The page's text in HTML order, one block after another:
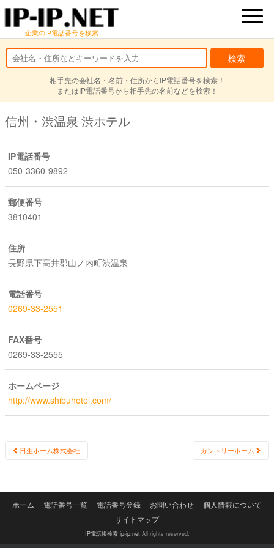
企業のIP電話番号を検索
相手先の会社名・名前・住所からIP電話番号を検索！
またはIP電話番号から相手先の名前などを検索！
信州・渋温泉 渋ホテル
IP電話番号
050-3360-9892
郵便番号
3810401
住所
長野県下高井郡山ノ内町渋温泉
電話番号
0269-33-2551
FAX番号
0269-33-2555
ホームページ
http://www.shibuhotel.com/
Post
日生ホーム株式会社 カントリーホーム
ホーム 電話番号一覧 電話番号登録 お問い合わせ
個人情報について
サイトマップ
IP電話帳検索 ip-ip.netAll rights reserved.